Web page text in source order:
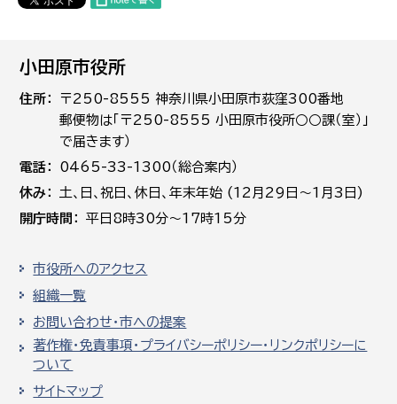
小田原市役所
住所
〒250-8555 神奈川県小田原市荻窪300番地
郵便物は「〒250-8555 小田原市役所○○課（室）」
で届きます）
電話
0465-33-1300（総合案内）
休み
土､日､祝日、休日、年末年始 (12月29日～1月3日)
開庁時間
平日8時30分～17時15分
市役所へのアクセス
組織一覧
お問い合わせ・市への提案
著作権・免責事項・プライバシーポリシー・リンクポリシーに
ついて
サイトマップ